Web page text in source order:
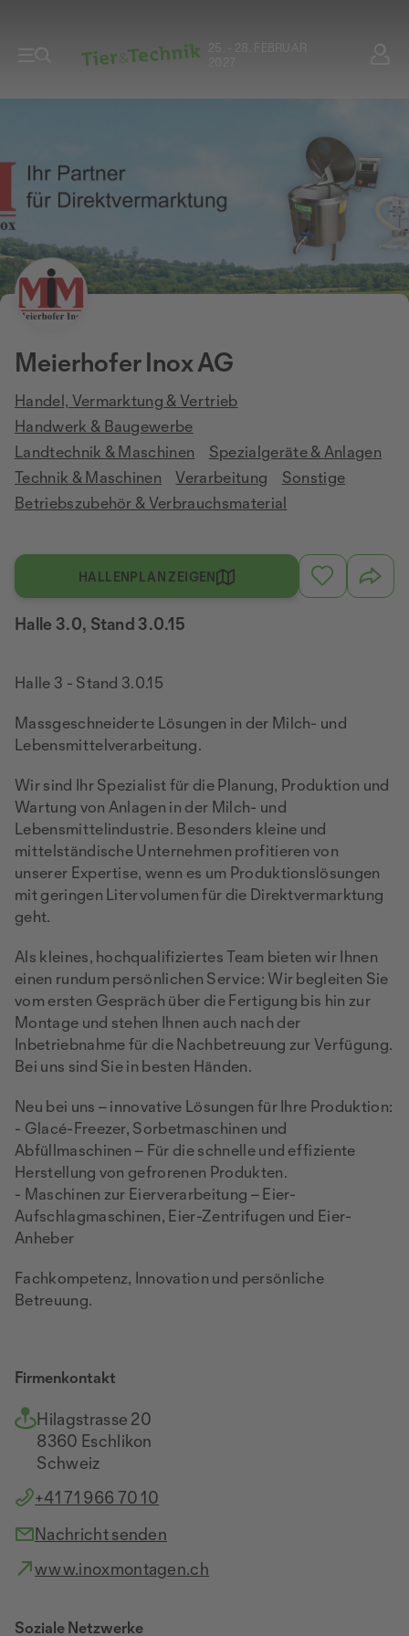
25. - 28. FEBRUAR
Meierhofer Inox AG
Handel, Vermarktung & Vertrieb
Handwerk & Baugewerbe
Landtechnik & Maschinen
Spezialgeräte & Anlagen
Technik & Maschinen
Verarbeitung
Sonstige
Betriebszubehör & Verbrauchsmaterial
HALLENPLAN ZEIGEN
Halle 3.0, Stand 3.0.15
Halle 3 - Stand 3.0.15
Massgeschneiderte Lösungen in der Milch- und
Lebensmittelverarbeitung.
Wir sind Ihr Spezialist für die Planung, Produktion und
Wartung von Anlagen in der Milch- und
Lebensmittelindustrie. Besonders kleine und
mittelständische Unternehmen profitieren von
unserer Expertise, wenn es um Produktionslösungen
mit geringen Litervolumen für die Direktvermarktung
geht.
Als kleines, hochqualifiziertes Team bieten wir Ihnen
einen rundum persönlichen Service: Wir begleiten Sie
vom ersten Gespräch über die Fertigung bis hin zur
Montage und stehen Ihnen auch nach der
Inbetriebnahme für die Nachbetreuung zur Verfügung.
Bei uns sind Sie in besten Händen.
Neu bei uns – innovative Lösungen für Ihre Produktion:
- Glacé-Freezer, Sorbetmaschinen und
Abfüllmaschinen – Für die schnelle und effiziente
Herstellung von gefrorenen Produkten.
- Maschinen zur Eierverarbeitung – Eier-
Aufschlagmaschinen, Eier-Zentrifugen und Eier-
Anheber
Fachkompetenz, Innovation und persönliche
Betreuung.
Firmenkontakt
Hilagstrasse 20
8360 Eschlikon
Schweiz
+41 71 966 70 10
Nachricht senden
www.inoxmontagen.ch
Soziale Netzwerke